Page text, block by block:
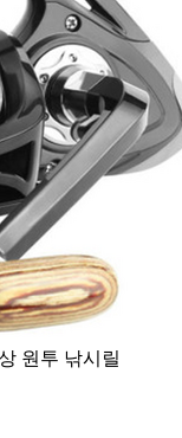
원투 낚시릴